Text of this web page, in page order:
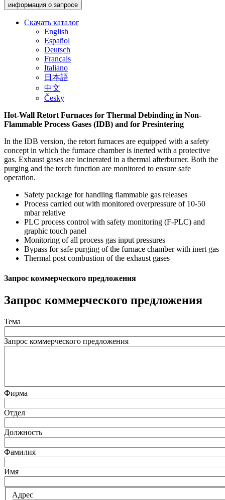
информация о запросе
Скачать каталог
English
Español
Deutsch
Français
Italiano
日本語
中文
Česky
Hot-Wall Retort Furnaces for Thermal Debinding in Non-
Flammable Process Gases (IDB) and for Presintering
In the IDB version, the retort furnaces are equipped with a safety
concept in which the furnace chamber is inerted with a protective
gas. Exhaust gases are incinerated in a thermal afterburner. Both the
purging and the torch function are monitored to ensure safe
operation.
Safety package for handling flammable gas releases
Process carried out with monitored overpressure of 10-50
mbar relative
PLC process control with safety monitoring (F-PLC) and
graphic touch panel
Monitoring of all process gas input pressures
Bypass for safe purging of the furnace chamber with inert gas
Thermal post combustion of the exhaust gases
Запрос коммерческого предложения
Запрос коммерческого предложения
Тема
Запрос коммерческого предложения
Фирма
Отдел
Должность
Фамилия
Имя
Адрес